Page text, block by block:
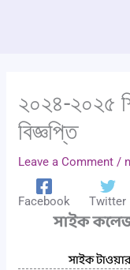
২০২৪-২০২৫
বিজ্ঞপ্তি
Leave a Comment /
Facebook Twitter
সাইক
সাইক